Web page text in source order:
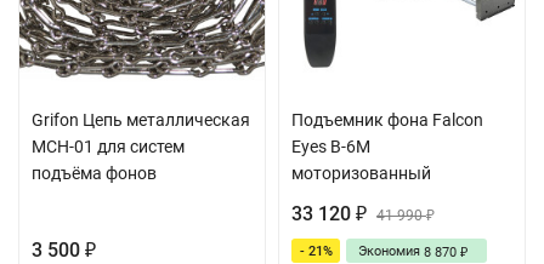
Grifon Цепь металлическая
MCH-01 для систем
подъёма фонов
3 500 ₽
Подъемник фона Falcon
Eyes B-6M
моторизованный
33 120 ₽ 41 990₽
- 21% Экономия 8 870 ₽